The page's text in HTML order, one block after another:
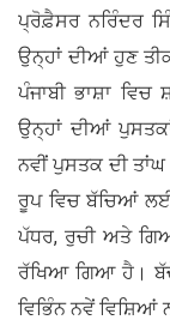
ਪ੍ਰੋਫ਼ੈਸਰ ਨਰਿੰਦਰ
ਉਨ੍ਹਾਂ ਦੀਆਂ ਹੁਣ
ਪੰਜਾਬੀ ਭਾਸ਼ਾ ਵਿਚ
ਉਨ੍ਹਾਂ ਦੀਆਂ
ਨਵੀਂ ਪੁਸਤਕ ਦੀ
ਰੂਪ ਵਿਚ ਬੱਚਿਆਂ
ਪੱਧਰ, ਰੁਚੀ ਅਤੇ
ਰੱਖਿਆ ਗਿਆ ਹੈ।
ਵਿਭਿੰਨ ਨਵੇਂ ਵਿਸ਼ਿਆਂ